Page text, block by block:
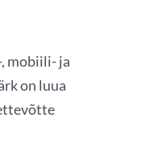
, mobiili- ja
on luua